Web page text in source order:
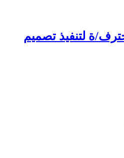
ة لتنفيذ تصميم